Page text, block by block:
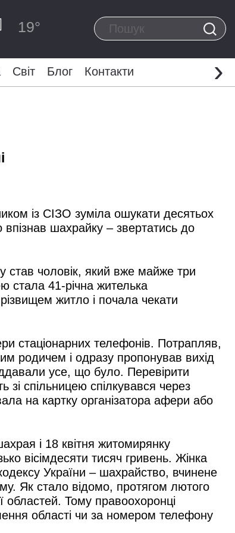
19°
Світ Блог Контакти ›
із СІЗО зуміла ошукати десятьох
впізнав шахрайку – звертатись до
став чоловік, який вже майже три
стала 41-річна жителька
житло і почала чекати
стаціонарних телефонів. Потрапляв,
родичем і одразу пропонував вихід
усе, що було. Перевірити
зі спільницею спілкувався через
на картку організатора афери або
і 18 квітня житомирянку
вісімдесяти тисяч гривень. Жінка
України – шахрайство, вчинене
Як стало відомо, протягом лютого
областей. Тому правоохоронці
області чи за номером телефону